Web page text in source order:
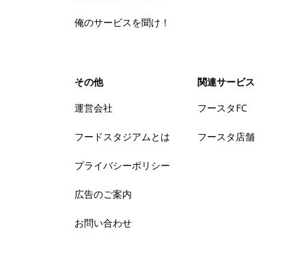
俺のサービスを聞け！
その他
運営会社
フードスタジアムとは
プライバシーポリシー
広告のご案内
お問い合わせ
関連サービス
フースタFC
フースタ店舗